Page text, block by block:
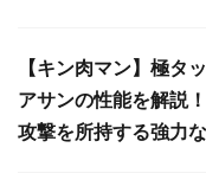
【キン肉マン】極
アサンの性能を解説
攻撃を所持する強力な